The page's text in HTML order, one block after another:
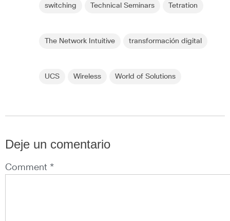
switching Technical Seminars Tetration
The Network Intuitive transformación digital
UCS Wireless World of Solutions
Deje un comentario
Comment *